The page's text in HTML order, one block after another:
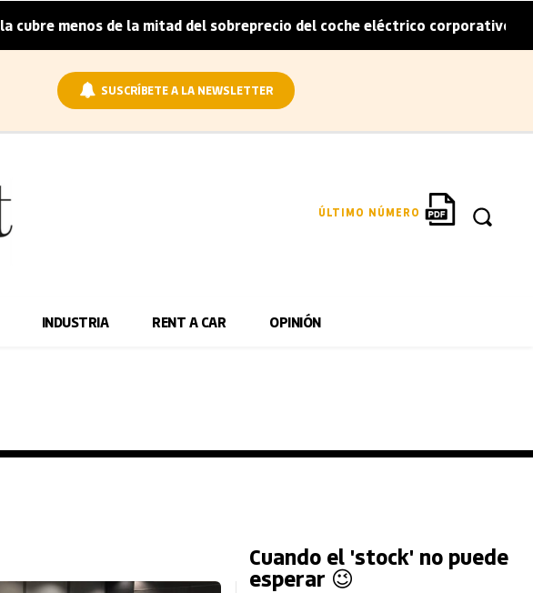
menos de la mitad del sobreprecio del coche eléctrico corporativo |
SUSCRÍBETE A LA NEWSLETTER
ÚLTIMO NÚMERO
INDUSTRIA RENT A CAR OPINIÓN
Cuando el 'stock' no puede
esperar 😉